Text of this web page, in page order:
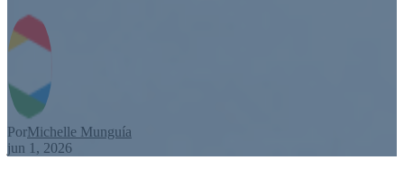
PorMichelle Munguía
jun 1, 2026